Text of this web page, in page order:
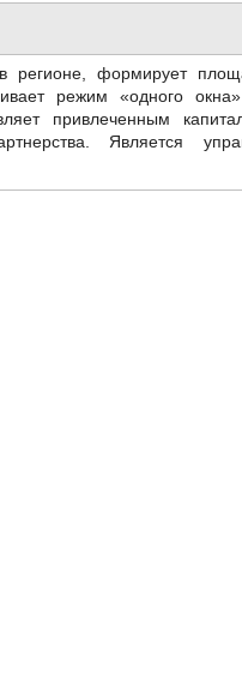
регионе, формирует
режим «одного
привлеченным
Является